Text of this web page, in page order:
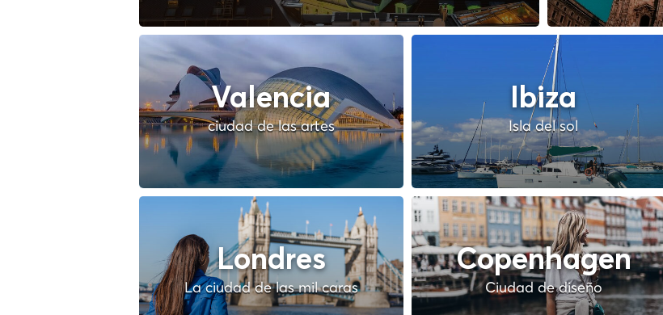
Valencia
ciudad de las artes
Ibiza
Isla del sol
Londres
La ciudad de las mil caras
Copenhagen
Ciudad de diseño